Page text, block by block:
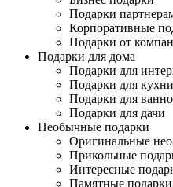
Подарки
Корпоративные
Подарки от
Подарки для дома
Подарки для
Подарки для кухни
Подарки для
Подарки для дачи
Необычные подарки
Оригинальные
Прикольные
Интересные
Памятные подарки